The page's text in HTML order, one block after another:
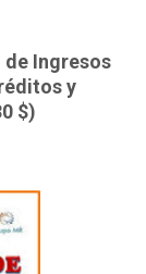
Ingresos
y
$)